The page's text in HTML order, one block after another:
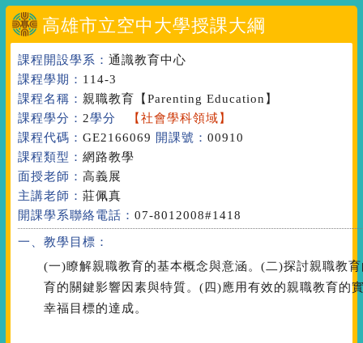
高雄市立空中大學授課大綱
課程開設學系： 通識教育中心
課程學期： 114-3
課程名稱： 親職教育 【Parenting Education】
課程學分： 2學分
【社會學科領域】
課程代碼： GE2166069 開課號： 00910
課程類型： 網路教學
面授老師： 高義展
主講老師： 莊佩真
開課學系聯絡電話： 07-8012008#1418
一、教學目標：
(一)瞭解親職教育的基本概念與意涵。(二)探討親職教
育的關鍵影響因素與特質。(四)應用有效的親職教育的
幸福目標的達成。